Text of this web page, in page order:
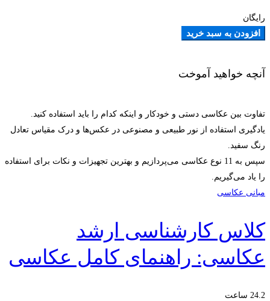
رایگان
افزودن به سبد خرید
آنچه خواهید آموخت
تفاوت بین عکاسی دستی و خودکار و اینکه کدام را باید استفاده کنید.
یادگیری استفاده از نور طبیعی و مصنوعی در عکس‌ها و درک مقیاس تعادل
رنگ سفید.
سپس به 11 نوع عکاسی می‌پردازیم و بهترین تجهیزات و نکات برای استفاده
را یاد می‌گیریم.
مبانی عکاسی
کلاس کارشناسی ارشد
عکاسی: راهنمای کامل عکاسی
24.2 ساعت